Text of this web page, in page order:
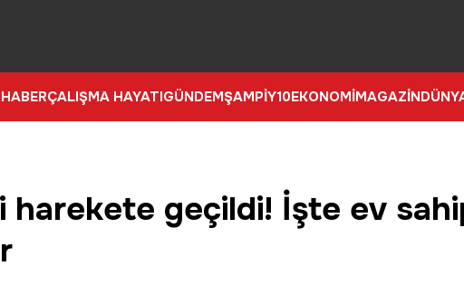
ÇALIŞMA HAYATIGÜNDEMŞAMPİY10EKONOMİMAGAZİN
harekete geçildi! İşte ev